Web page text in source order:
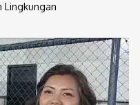
Lingkungan